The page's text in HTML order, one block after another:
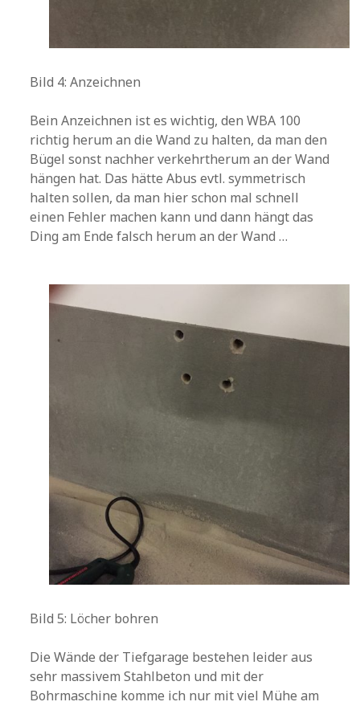
Bild 4: Anzeichnen
Bein Anzeichnen ist es wichtig, den WBA 100
richtig herum an die Wand zu halten, da man den
Bügel sonst nachher verkehrtherum an der Wand
hängen hat. Das hätte Abus evtl. symmetrisch
halten sollen, da man hier schon mal schnell
einen Fehler machen kann und dann hängt das
Ding am Ende falsch herum an der Wand …
Bild 5: Löcher bohren
Die Wände der Tiefgarage bestehen leider aus
sehr massivem Stahlbeton und mit der
Bohrmaschine komme ich nur mit viel Mühe am